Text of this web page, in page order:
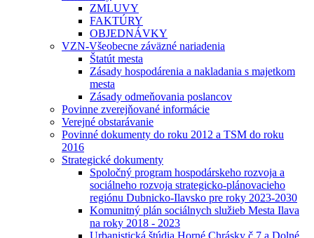
ZMLUVY
FAKTÚRY
OBJEDNÁVKY
VZN-Všeobecne záväzné nariadenia
Štatút mesta
Zásady hospodárenia a nakladania s majetkom
mesta
Zásady odmeňovania poslancov
Povinne zverejňované informácie
Verejné obstarávanie
Povinné dokumenty do roku 2012 a TSM do roku
2016
Strategické dokumenty
Spoločný program hospodárskeho rozvoja a
sociálneho rozvoja strategicko-plánovacieho
regiónu Dubnicko-Ilavsko pre roky 2023-2030
Komunitný plán sociálnych služieb Mesta Ilava
na roky 2018 - 2023
Urbanistická štúdia Horné Chrásky č.7 a Dolné